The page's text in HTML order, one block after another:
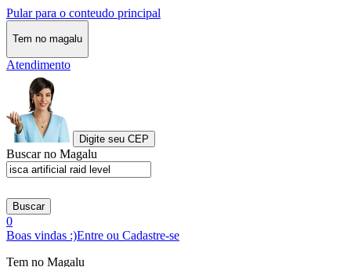
Pular para o conteudo principal
Tem no magalu
Atendimento
Digite seu CEP
Buscar no Magalu
Buscar
0
Boas vindas :)Entre ou Cadastre-se
Tem no Magalu